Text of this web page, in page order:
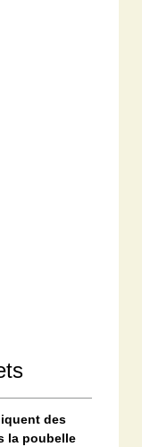
des
la poubelle